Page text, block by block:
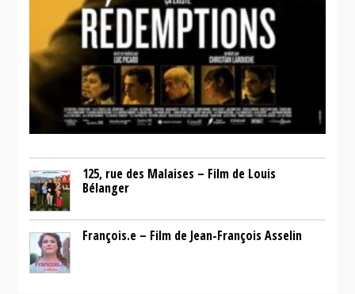
125, rue des Malaises – Film de Louis
Bélanger
François.e – Film de Jean-François Asselin